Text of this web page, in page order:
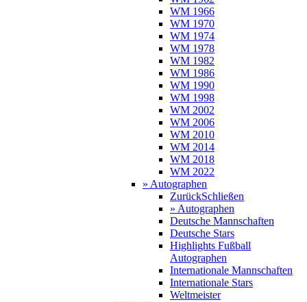
WM 1966
WM 1970
WM 1974
WM 1978
WM 1982
WM 1986
WM 1990
WM 1998
WM 2002
WM 2006
WM 2010
WM 2014
WM 2018
WM 2022
» Autographen
ZurückSchließen
» Autographen
Deutsche Mannschaften
Deutsche Stars
Highlights Fußball
Autographen
Internationale Mannschaften
Internationale Stars
Weltmeister